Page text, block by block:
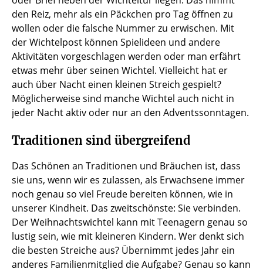
den Reiz, mehr als ein Päckchen pro Tag öffnen zu
wollen oder die falsche Nummer zu erwischen. Mit
der Wichtelpost können Spielideen und andere
Aktivitäten vorgeschlagen werden oder man erfährt
etwas mehr über seinen Wichtel. Vielleicht hat er
auch über Nacht einen kleinen Streich gespielt?
Möglicherweise sind manche Wichtel auch nicht in
jeder Nacht aktiv oder nur an den Adventssonntagen.
Traditionen sind übergreifend
Das Schönen an Traditionen und Bräuchen ist, dass
sie uns, wenn wir es zulassen, als Erwachsene immer
noch genau so viel Freude bereiten können, wie in
unserer Kindheit. Das zweitschönste: Sie verbinden.
Der Weihnachtswichtel kann mit Teenagern genau so
lustig sein, wie mit kleineren Kindern. Wer denkt sich
die besten Streiche aus? Übernimmt jedes Jahr ein
anderes Familienmitglied die Aufgabe? Genau so kann